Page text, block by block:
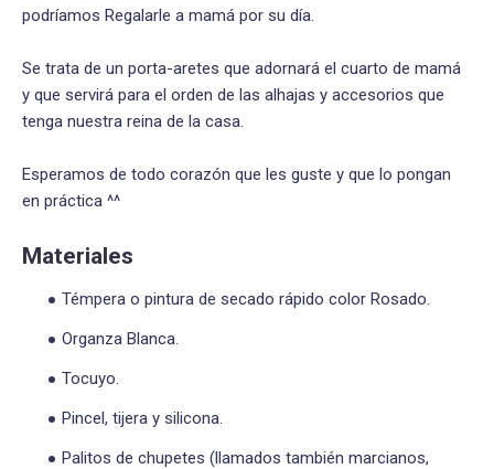
podríamos Regalarle a mamá por su día.
Se trata de un porta-aretes que adornará el cuarto de mamá
y que servirá para el orden de las alhajas y accesorios que
tenga nuestra reina de la casa.
Esperamos de todo corazón que les guste y que lo pongan
en práctica ^^
Materiales
Témpera o pintura de secado rápido color Rosado.
Organza Blanca.
Tocuyo.
Pincel, tijera y silicona.
Palitos de chupetes (llamados también marcianos,